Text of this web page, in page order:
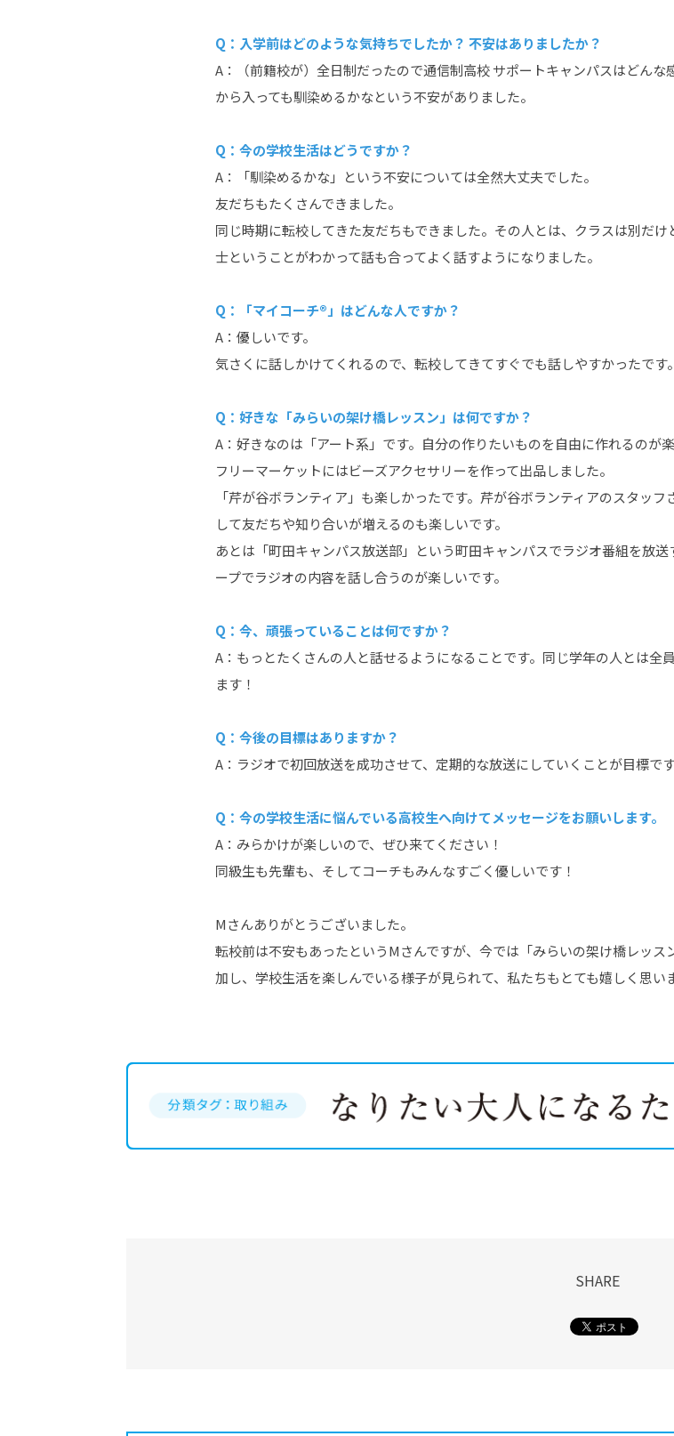
Q：入学前はどのような気持ちでしたか？ 不安はありましたか？
A：（前籍校が）全日制だったので通信制高校 サポートキャンパスはどん
から入っても馴染めるかなという不安がありました。
Q：今の学校生活はどうですか？
A：「馴染めるかな」という不安については全然大丈夫でした。
友だちもたくさんできました。
同じ時期に転校してきた友だちもできました。その人とは、クラスは別だ
士ということがわかって話も合ってよく話すようになりました。
Q：「マイコーチ®」はどんな人ですか？
A：優しいです。
気さくに話しかけてくれるので、転校してきてすぐでも話しやすかったです。
Q：好きな「みらいの架け橋レッスン」は何ですか？
A：好きなのは「アート系」です。自分の作りたいものを自由に作れるのが
フリーマーケットにはビーズアクセサリーを作って出品しました。
「芹が谷ボランティア」も楽しかったです。芹が谷ボランティアのスタッ
して友だちや知り合いが増えるのも楽しいです。
あとは「町田キャンパス放送部」という町田キャンパスでラジオ番組を放
ープでラジオの内容を話し合うのが楽しいです。
Q：今、頑張っていることは何ですか？
A：もっとたくさんの人と話せるようになることです。同じ学年の人とは全
ます！
Q：今後の目標はありますか？
A：ラジオで初回放送を成功させて、定期的な放送にしていくことが目標です
Q：今の学校生活に悩んでいる高校生へ向けてメッセージをお願いします。
A：みらかけが楽しいので、ぜひ来てください！
同級生も先輩も、そしてコーチもみんなすごく優しいです！
Mさんありがとうございました。
転校前は不安もあったというMさんですが、今では「みらいの架け橋レッ
加し、学校生活を楽しんでいる様子が見られて、私たちもとても嬉しく思い
SHARE